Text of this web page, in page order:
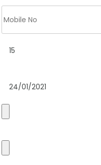
15
24/01/2021